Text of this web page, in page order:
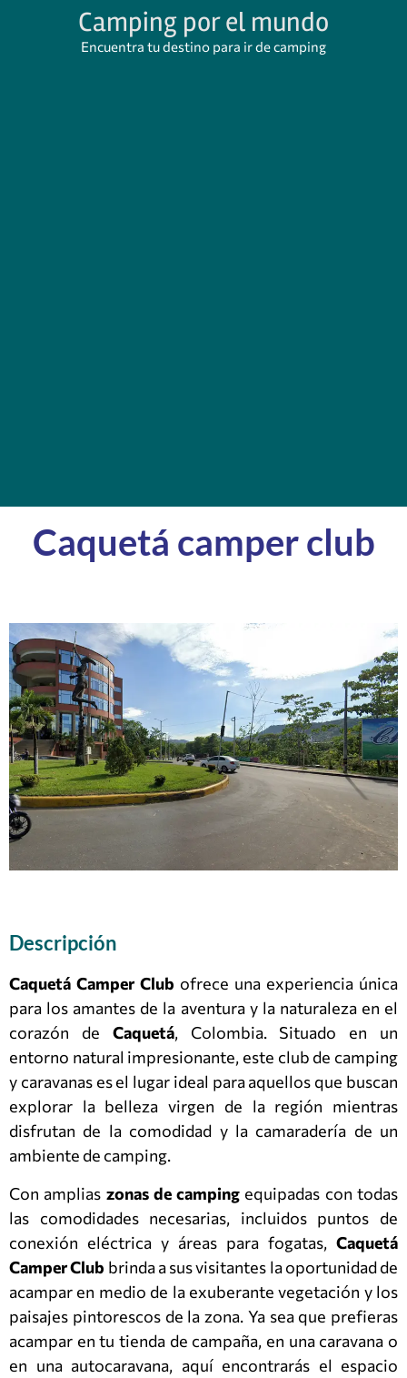
Camping por el mundo
Encuentra tu destino para ir de camping
Caquetá camper club
Descripción
Caquetá Camper Club ofrece una experiencia única
para los amantes de la aventura y la naturaleza en el
corazón de Caquetá, Colombia. Situado en un
entorno natural impresionante, este club de camping
y caravanas es el lugar ideal para aquellos que buscan
explorar la belleza virgen de la región mientras
disfrutan de la comodidad y la camaradería de un
ambiente de camping.
Con amplias zonas de camping equipadas con todas
las comodidades necesarias, incluidos puntos de
conexión eléctrica y áreas para fogatas, Caquetá
Camper Club brinda a sus visitantes la oportunidad de
acampar en medio de la exuberante vegetación y los
paisajes pintorescos de la zona. Ya sea que prefieras
acampar en tu tienda de campaña, en una caravana o
en una autocaravana, aquí encontrarás el espacio